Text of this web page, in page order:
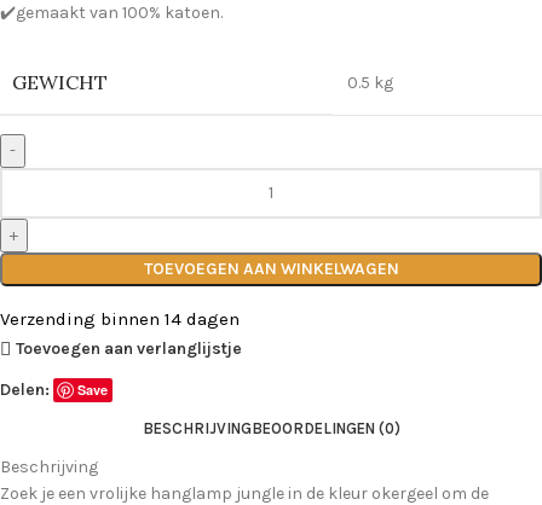
✔️gemaakt van 100% katoen.
GEWICHT 0.5 kg
TOEVOEGEN AAN WINKELWAGEN
Verzending binnen 14 dagen
Toevoegen aan verlanglijstje
Delen:
Save
BESCHRIJVINGBEOORDELINGEN (0)
Beschrijving
Zoek je een vrolijke hanglamp jungle in de kleur okergeel om de